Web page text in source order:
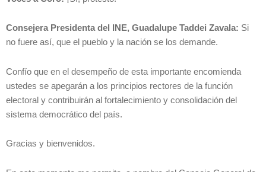
Consejera Presidenta del INE, Guadalupe Taddei Zavala: Si
no fuere así, que el pueblo y la nación se los demande.
Confío que en el desempeño de esta importante encomienda
ustedes se apegarán a los principios rectores de la función
electoral y contribuirán al fortalecimiento y consolidación del
sistema democrático del país.
Gracias y bienvenidos.